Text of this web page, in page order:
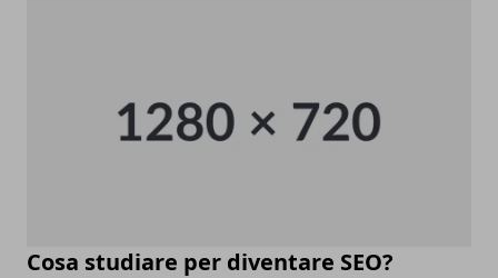
Cosa studiare per diventare SEO?